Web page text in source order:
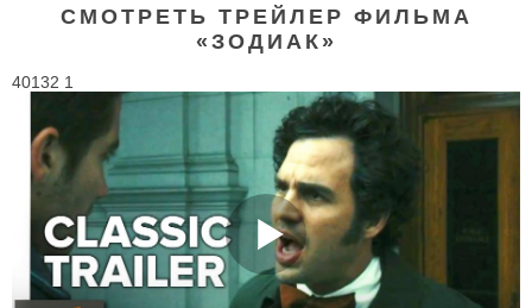
СМОТРЕТЬ ТРЕЙЛЕР ФИЛЬМА
«ЗОДИАК»
40132 1